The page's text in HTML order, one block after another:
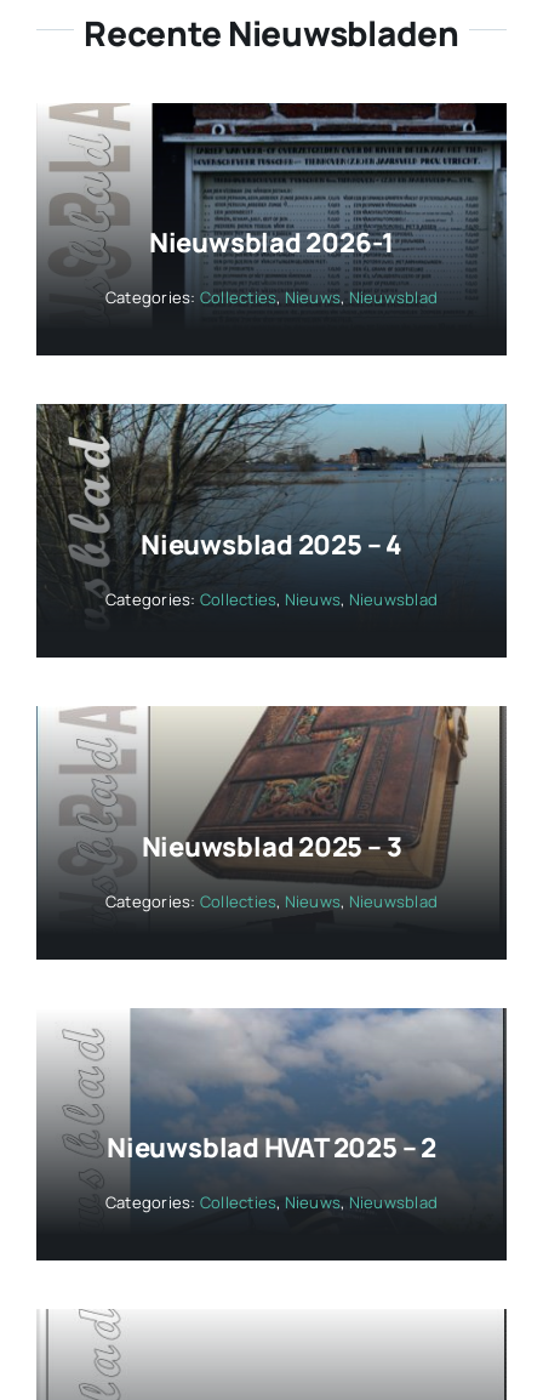
Recente Nieuwsbladen
Nieuwsblad 2026-1
Categories: Collecties, Nieuws, Nieuwsblad
Nieuwsblad 2025 – 4
Categories: Collecties, Nieuws, Nieuwsblad
Nieuwsblad 2025 – 3
Categories: Collecties, Nieuws, Nieuwsblad
Nieuwsblad HVAT 2025 – 2
Categories: Collecties, Nieuws,Nieuwsblad